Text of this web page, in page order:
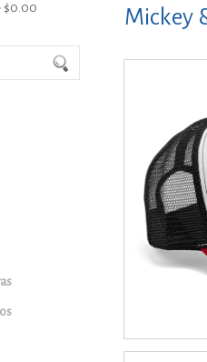
$0.00 Mickey